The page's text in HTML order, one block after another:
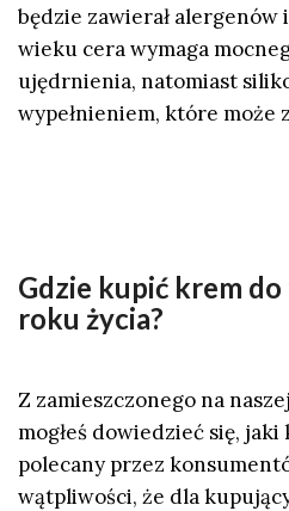
będzie zawierał alergenów
wieku cera wymaga
ujędrnienia, natomiast
wypełnieniem, które może
Gdzie kupić krem
roku życia?
Z zamieszczonego na
mogłeś dowiedzieć się,
polecany przez
wątpliwości, że dla